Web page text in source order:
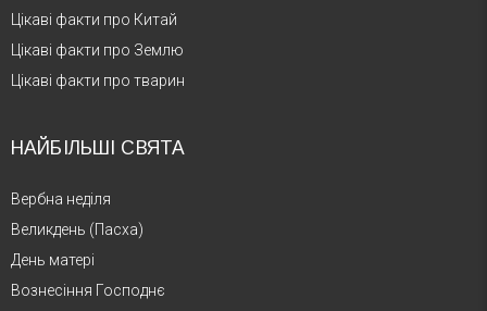
Цікаві факти про Китай
Цікаві факти про Землю
Цікаві факти про тварин
НАЙБІЛЬШІ СВЯТА
Вербна неділя
Великдень (Пасха)
День матері
Вознесіння Господнє